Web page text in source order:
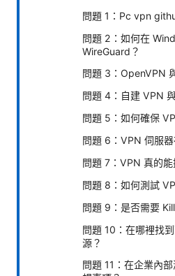
問題 1：Pc vpn
問題 2：如何在
WireGuard？
問題 3：OpenVPN
問題 4：自建 VPN
問題 5：如何確保
問題 6：VPN 伺服
問題 7：VPN 真的能
問題 8：如何測試
問題 9：是否需要
問題 10：在哪裡找
源？
問題 11：在企業內